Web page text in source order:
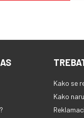
Kako se
Kako